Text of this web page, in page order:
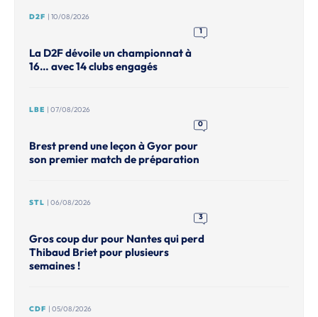
D2F | 10/08/2026
1
La D2F dévoile un championnat à
16… avec 14 clubs engagés
LBE | 07/08/2026
0
Brest prend une leçon à Gyor pour
son premier match de préparation
STL | 06/08/2026
3
Gros coup dur pour Nantes qui perd
Thibaud Briet pour plusieurs
semaines !
CDF | 05/08/2026